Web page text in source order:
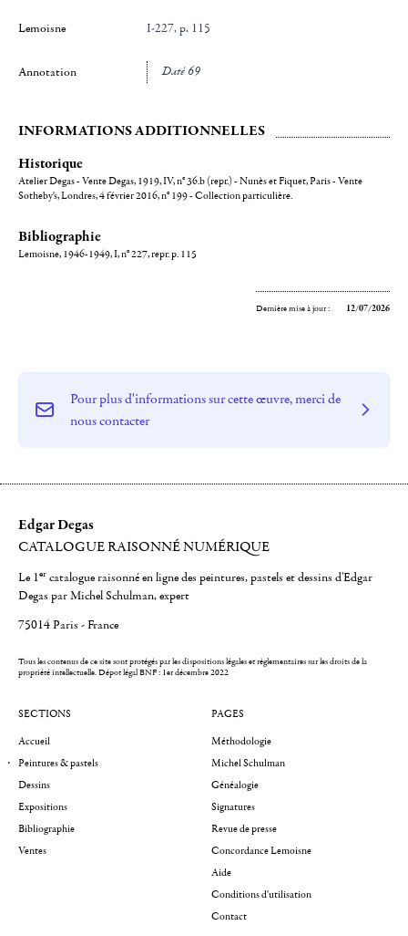
Lemoisne I-227, p. 115
Annotation Daté 69
INFORMATIONS ADDITIONNELLES
Historique
Atelier Degas - Vente Degas, 1919, IV, n° 36.b (repr.) - Nunès et Fiquet, Paris - Vente
Sotheby's, Londres, 4 février 2016, n° 199 - Collection particulière.
Bibliographie
Lemoisne, 1946-1949, I, n° 227, repr. p. 115
Dernière mise à jour : 12/07/2026
Pour plus d'informations sur cette œuvre, merci de
nous contacter
Edgar Degas
CATALOGUE RAISONNÉ NUMÉRIQUE
Le 1er catalogue raisonné en ligne des peintures, pastels et dessins d'Edgar
Degas par Michel Schulman, expert
75014 Paris - France
Tous les contenus de ce site sont protégés par les dispositions légales et réglementaires sur les droits de la
propriété intellectuelle.Dépot légal BNF : 1er décembre 2022
SECTIONS
Accueil
Peintures & pastels
Dessins
Expositions
Bibliographie
Ventes
PAGES
Méthodologie
Michel Schulman
Généalogie
Signatures
Revue de presse
Concordance Lemoisne
Aide
Conditions d'utilisation
Contact